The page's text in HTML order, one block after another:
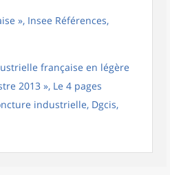
», Insee Références,
française en légère
2013 », Le 4 pages
industrielle, Dgcis,